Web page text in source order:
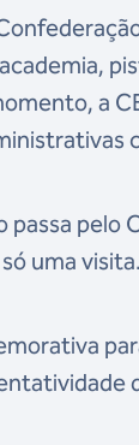
a
pelo
uma